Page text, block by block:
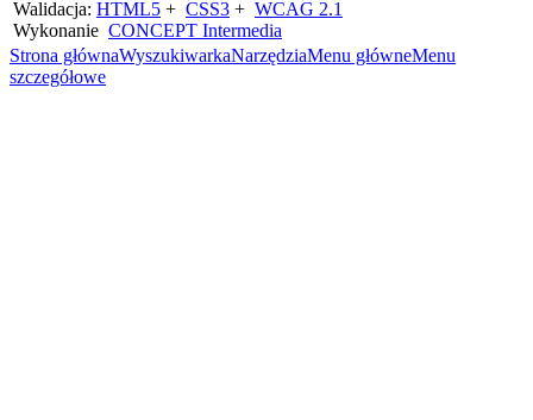
Walidacja: HTML5 + CSS3 + WCAG 2.1
Wykonanie CONCEPT Intermedia
Strona głównaWyszukiwarkaNarzędziaMenu główneMenu
szczegółowe